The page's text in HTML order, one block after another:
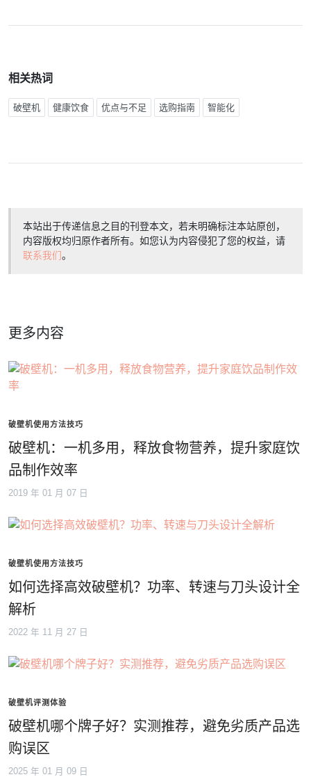
相关热词
破壁机 健康饮食 优点与不足 选购指南 智能化
本站出于传递信息之目的刊登本文，若未明确标注本站原创，
内容版权均归原作者所有。如您认为内容侵犯了您的权益，请
联系我们。
更多内容
破壁机使用方法技巧
破壁机：一机多用，释放食物营养，提升家庭饮
品制作效率
2019 年 01 月 07 日
破壁机使用方法技巧
如何选择高效破壁机？功率、转速与刀头设计全
解析
2022 年 11 月 27 日
破壁机评测体验
破壁机哪个牌子好？实测推荐，避免劣质产品选
购误区
2025 年 01 月 09 日